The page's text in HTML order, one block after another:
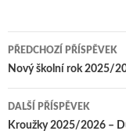
Navigace
PŘEDCHOZÍ PŘÍSPĚVEK
Nový školní rok 2025/
DALŠÍ PŘÍSPĚVEK
Kroužky 2025/2026 –